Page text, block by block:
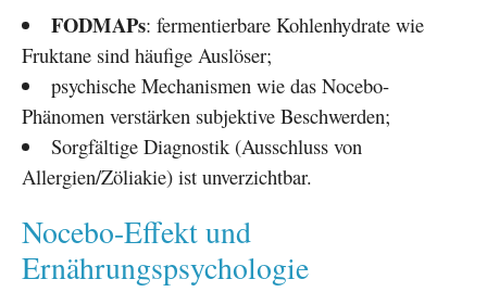
FODMAPs: fermentierbare Kohlenhydrate wie
Fruktane sind häufige Auslöser;
psychische Mechanismen wie das Nocebo-
Phänomen verstärken subjektive Beschwerden;
Sorgfältige Diagnostik (Ausschluss von
Allergien/Zöliakie) ist unverzichtbar.
Nocebo-Effekt und
Ernährungspsychologie